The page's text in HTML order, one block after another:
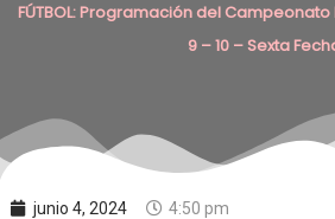
FÚTBOL: Programación del Campeonato
9 – 10 – Sexta
junio 4, 2024 4:50 pm